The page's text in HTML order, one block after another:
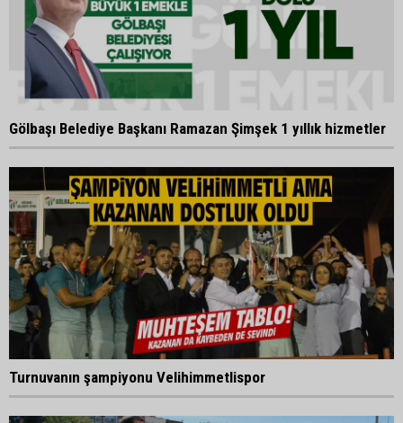
Gölbaşı Belediye Başkanı Ramazan Şimşek 1 yıllık hizmetler
Turnuvanın şampiyonu Velihimmetlispor